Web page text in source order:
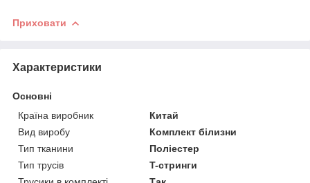
Приховати
Характеристики
Основні
Країна виробник
Китай
Вид виробу
Комплект білизни
Тип тканини
Поліестер
Тип трусів
T-стринги